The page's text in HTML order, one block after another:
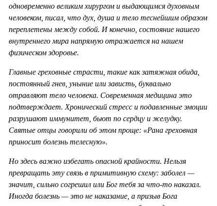
одновременно великим хирургом и выдающимся духовным
человеком, писал, что дух, душа и тело теснейшим образом
переплетены между собой. И конечно, состояние нашего
внутреннего мира напрямую отражается на нашем
физическом здоровье.
Главные греховные страсти, такие как затяжная обида,
постоянный гнев, уныние или зависть, буквально
отравляют тело человека. Современная медицина это
подтверждает. Хронический стресс и подавленные эмоции
разрушают иммунитет, бьют по сердцу и желудку.
Святые отцы говорили об этом проще: «Рана греховная
приносит болезнь телесную».
Но здесь важно избегать опасной крайности. Нельзя
превращать эту связь в примитивную схему: заболел —
значит, сильно согрешил или Бог тебя за что-то наказал.
Иногда болезнь — это не наказание, а призыв Бога